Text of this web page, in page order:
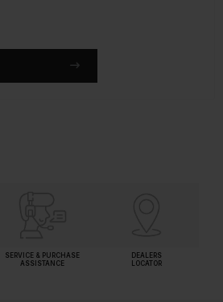
SERVICE & PURCHASE
ASSISTANCE
DEALERS
LOCATOR